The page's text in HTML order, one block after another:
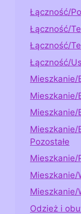
Łączność/
Łączność/
Łączność/
Łączność/
Mieszkanie/
Mieszkanie/
Mieszkanie/
Mieszkanie/
Pozostałe
Mieszkanie/
Mieszkanie/
Mieszkanie/
Odzież i